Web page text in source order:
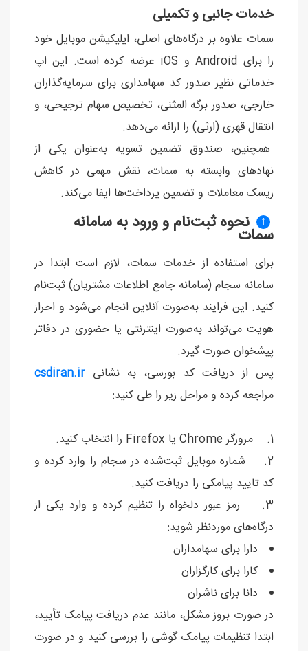
خدمات جانبی و تکمیلی
سمات علاوه بر درگاه‌های اصلی، اپلیکیشن موبایل خود
را برای Android و iOS عرضه کرده است. این اپ
خدماتی نظیر صدور کد سهامداری برای سرمایه‌گذاران
خارجی، صدور برگه المثنی، تخصیص سهام ترجیحی، و
انتقال قهری (ارثی) را ارائه می‌دهد.
همچنین، صندوق تضمین تسویه به‌عنوان یکی از
نهادهای وابسته به سمات، نقش مهمی در کاهش
ریسک معاملات و تضمین پرداخت‌ها ایفا می‌کند.
↑ نحوه ثبت‌نام و ورود به سامانه
سمات
برای استفاده از خدمات سمات، لازم است ابتدا در
سامانه سجام (سامانه جامع اطلاعات مشتریان) ثبت‌نام
کنید. این فرایند به‌صورت آنلاین انجام می‌شود و احراز
هویت می‌تواند به‌صورت اینترنتی یا حضوری در دفاتر
پیشخوان صورت گیرد.
پس از دریافت کد بورسی، به نشانی csdiran.ir
مراجعه کرده و مراحل زیر را طی کنید:
1. مرورگر Chrome یا Firefox را انتخاب کنید.
2. شماره موبایل ثبت‌شده در سجام را وارد کرده و
کد تایید پیامکی را دریافت کنید.
3. رمز عبور دلخواه را تنظیم کرده و وارد یکی از
درگاه‌های موردنظر شوید:
دارا برای سهامداران
کارا برای کارگزاران
دانا برای ناشران
در صورت بروز مشکل، مانند عدم دریافت پیامک تأیید،
ابتدا تنظیمات پیامک گوشی را بررسی کنید و در صورت